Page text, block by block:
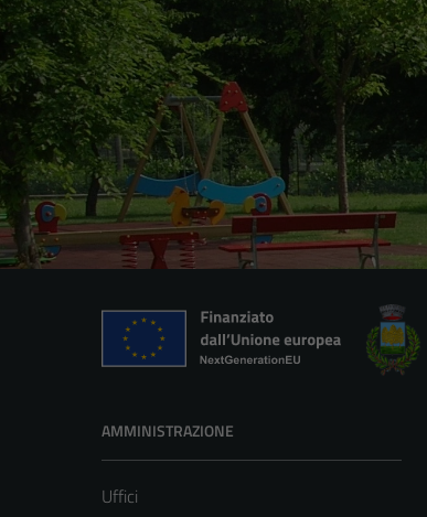
AMMINISTRAZIONE
Uffici